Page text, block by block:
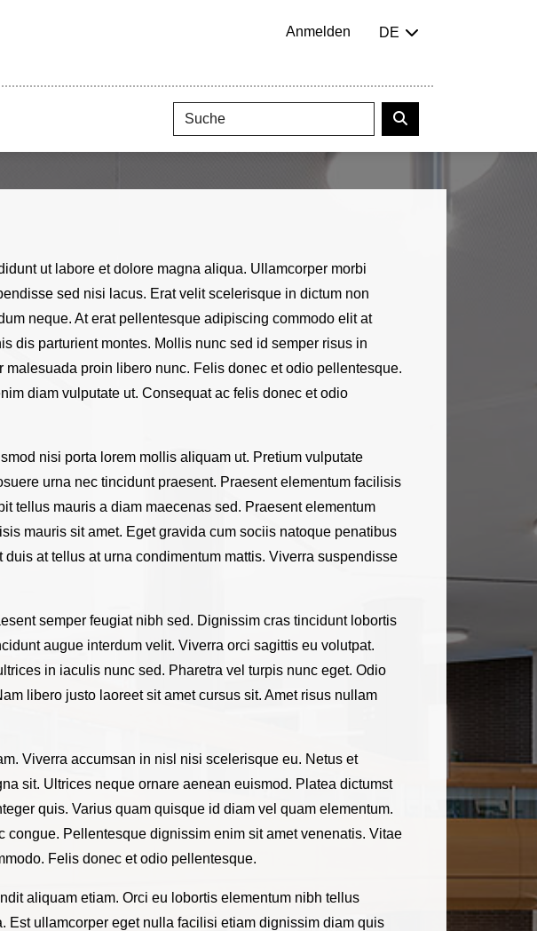
Anmelden DE
ut labore et dolore magna aliqua. Ullamcorper morbi
sed nisi lacus. Erat velit scelerisque in dictum non
neque. At erat pellentesque adipiscing commodo elit at
dis parturient montes. Mollis nunc sed id semper risus in
proin libero nunc. Felis donec et odio pellentesque.
diam vulputate ut. Consequat ac felis donec et odio
nisi porta lorem mollis aliquam ut. Pretium vulputate
urna nec tincidunt praesent. Praesent elementum facilisis
tellus mauris a diam maecenas sed. Praesent elementum
mauris sit amet. Eget gravida cum sociis natoque penatibus
at tellus at urna condimentum mattis. Viverra suspendisse
semper feugiat nibh sed. Dignissim cras tincidunt lobortis
augue interdum velit. Viverra orci sagittis eu volutpat.
in iaculis nunc sed. Pharetra vel turpis nunc eget. Odio
libero justo laoreet sit amet cursus sit. Amet risus nullam
Viverra accumsan in nisl nisi scelerisque eu. Netus et
sit. Ultrices neque ornare aenean euismod. Platea dictumst
quis. Varius quam quisque id diam vel quam elementum.
Pellentesque dignissim enim sit amet venenatis. Vitae
Felis donec et odio pellentesque.
aliquam etiam. Orci eu lobortis elementum nibh tellus
Est ullamcorper eget nulla facilisi etiam dignissim diam quis